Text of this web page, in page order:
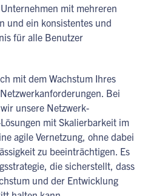
mit mehreren
und ein konsistentes und
für alle Benutzer
mit dem Wachstum Ihres
Bei
unsere Netzwerk-
mit Skalierbarkeit im
agile Vernetzung, ohne dabei
zu beeinträchtigen. Es
die sicherstellt, dass
und der Entwicklung